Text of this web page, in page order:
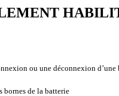
ou une déconnexion
bornes de la batterie